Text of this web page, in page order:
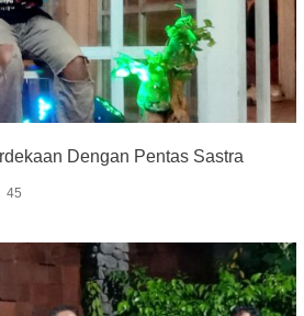
Dengan Pentas Sastra
45